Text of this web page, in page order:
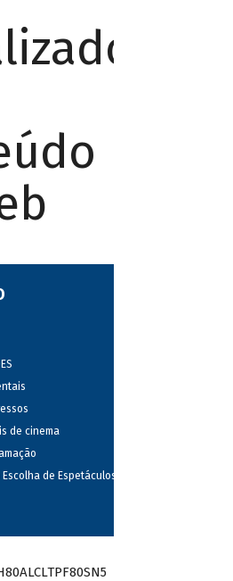
de cinema
de Espetáculos